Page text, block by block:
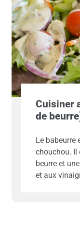
Cuisiner
de
Le babeurre
chouchou. Il
beurre et
et aux